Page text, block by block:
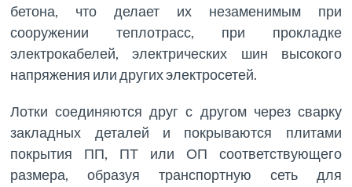
бетона, что делает их незаменимым при
сооружении теплотрасс, при прокладке
электрокабелей, электрических шин высокого
напряжения или других электросетей.
Лотки соединяются друг с другом через сварку
закладных деталей и покрываются плитами
покрытия ПП, ПТ или ОП соответствующего
размера, образуя транспортную сеть для